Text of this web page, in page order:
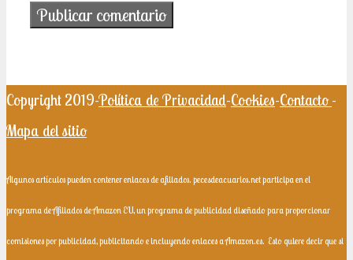
Copyright 2019-Política de Privacidad-Cookies-Contacto-
Mapa del sitio
Algunos artículos pueden contener enlaces de afiliados. pecesdeacuarios.net participa en el
programa de Afiliados de Amazon EU, un programa de publicidad diseñado para proporcionar
comisiones por publicidad, publicitando e incluyendo enlaces a Amazon.es. Esto quiere decir que si